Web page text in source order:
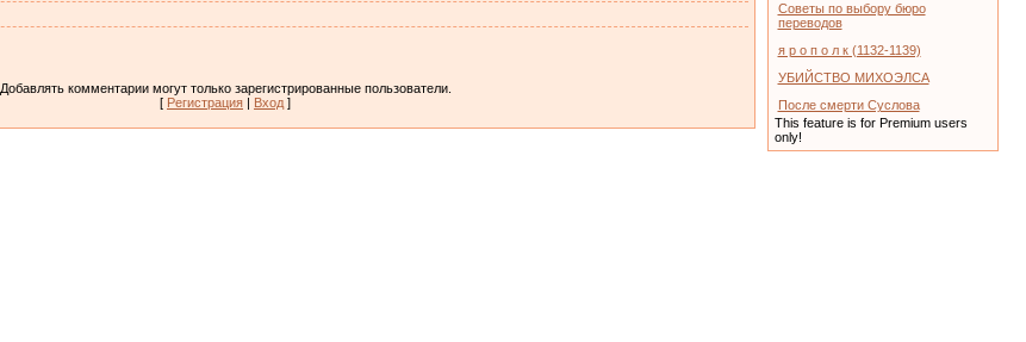
Добавлять комментарии могут только зарегистрированные пользователи.
[ Регистрация | Вход ]
Советы по выбору бюро
переводов
я р о п о л к (1132-1139)
УБИЙСТВО МИХОЭЛСА
После смерти Суслова
This feature is for Premium users
only!